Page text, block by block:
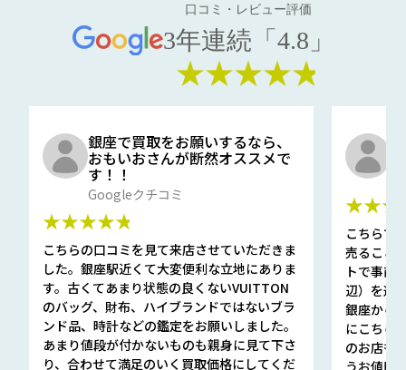
口コミ・レビュー評価
3年連続「4.8」
★★★★★
銀座で買取をお願いするなら、
おもいおさんが断然オススメで
す！！
Googleクチコミ
★★★★★
こちらの口コミを見て来店させていただきま
した。銀座駅近くて大変便利な立地にありま
す。古くてあまり状態の良くないVUITTON
のバッグ、財布、ハイブランドではないブラ
ンド品、時計などの鑑定をお願いしました。
あまり値段が付かないものも親身に見て下さ
り、合わせて満足のいく買取価格にしてくだ
こちらで
売ること
トで事前
辺）を選
銀座から
にこちら
のお店も
うお値段